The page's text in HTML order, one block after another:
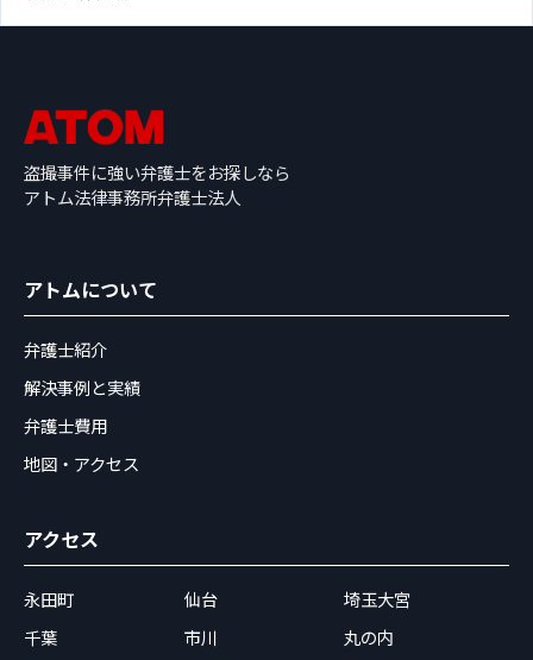
盗撮事件に強い弁護士をお探しなら
アトム法律事務所弁護士法人
アトムについて
弁護士紹介
解決事例と実績
弁護士費用
地図・アクセス
アクセス
永田町 仙台
埼玉大宮
千葉
市川
丸の内